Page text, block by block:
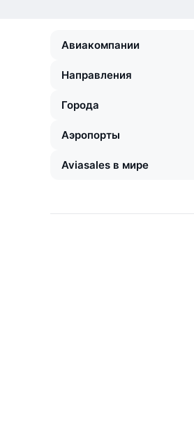
Авиакомпании
Направления
Города
Аэропорты
Aviasales в мире